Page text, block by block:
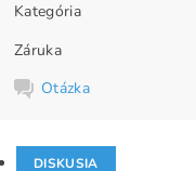
Kategória
Záruka
Otázka
DISKUSIA